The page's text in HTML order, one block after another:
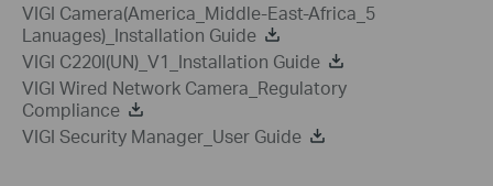
VIGI Camera(America_Middle-East-Africa_5
Lanuages)_Installation Guide
VIGI C220I(UN)_V1_Installation Guide
VIGI Wired Network Camera_Regulatory
Compliance
VIGI Security Manager_User Guide